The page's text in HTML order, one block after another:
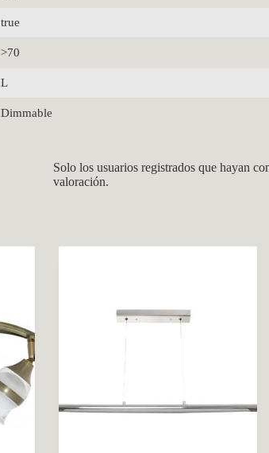
true
>70
L
Dimmable
Solo los usuarios registrados que hayan
valoración.